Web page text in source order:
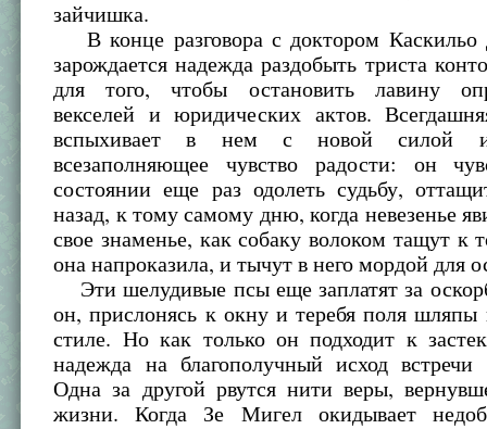
зайчишка.
В конце разговора с доктором
зарождается надежда раздобыть триста
для того, чтобы остановить лавину
векселей и юридических актов.
вспыхивает в нем с новой силой и
всезаполняющее чувство радости: он
состоянии еще раз одолеть судьбу,
назад, к тому самому дню, когда невезенье
свое знаменье, как собаку волоком тащут к
она напроказила, и тычут в него мордой для
Эти шелудивые псы еще заплатят за
он, прислонясь к окну и теребя поля шляпы
стиле. Но как только он подходит к
надежда на благополучный исход встречи
Одна за другой рвутся нити веры,
жизни. Когда Зе Мигел окидывает